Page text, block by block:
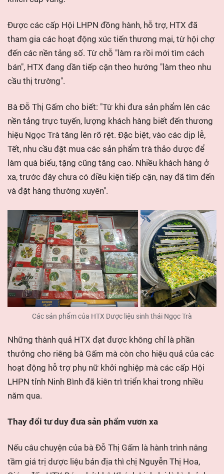
Được các cấp Hội LHPN đồng hành, hỗ trợ, HTX đã
tham gia các hoạt động xúc tiến thương mại, từ hội chợ
đến các nền tảng số. Từ chỗ "làm ra rồi mới tìm cách
bán", HTX đang dần tiếp cận theo hướng "làm theo nhu
cầu thị trường".
Bà Đỗ Thị Gấm cho biết: "Từ khi đưa sản phẩm lên các
nền tảng trực tuyến, lượng khách hàng biết đến thương
hiệu Ngọc Trà tăng lên rõ rệt. Đặc biệt, vào các dịp lễ,
Tết, nhu cầu đặt mua các sản phẩm trà thảo dược để
làm quà biếu, tặng cũng tăng cao. Nhiều khách hàng ở
xa, trước đây chưa có điều kiện tiếp cận, nay đã tìm đến
và đặt hàng thường xuyên".
Các sản phẩm của HTX Dược liệu sinh thái Ngọc Trà
Những thành quả HTX đạt được không chỉ là phần
thưởng cho riêng bà Gấm mà còn cho hiệu quả của các
hoạt động hỗ trợ phụ nữ khởi nghiệp mà các cấp Hội
LHPN tỉnh Ninh Bình đã kiên trì triển khai trong nhiều
năm qua.
Thay đổi tư duy đưa sản phẩm vươn xa
Nếu câu chuyện của bà Đỗ Thị Gấm là hành trình nâng
tầm giá trị dược liệu bản địa thì chị Nguyễn Thị Hoa,